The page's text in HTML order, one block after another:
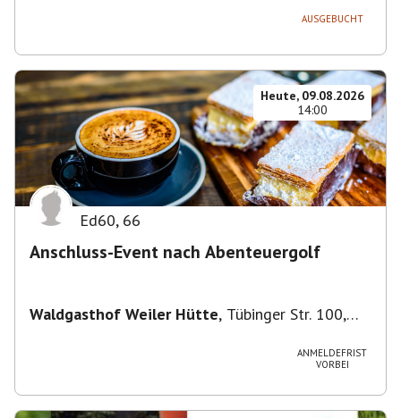
AUSGEBUCHT
Heute, 09.08.2026
14:00
Ed60, 66
Anschluss-Event nach Abenteuergolf
Waldgasthof Weiler Hütte, Tübinger Str. 100,
ANMELDEFRIST
VORBEI